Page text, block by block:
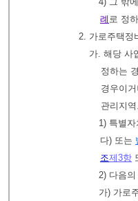
례 로 정
2. 가로주택정
가. 해당 사
정하는
경우이
관리지
1) 특별
다) 또는
조제3항
2) 다음
가) 가로